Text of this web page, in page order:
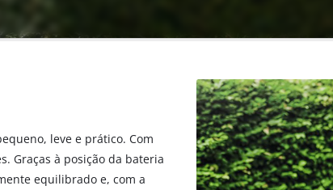
leve e prático. Com
Graças à posição da bateria
equilibrado e, com a